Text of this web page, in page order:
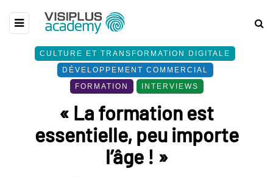
CULTURE ET TRANSFORMATION DIGITALE
DÉVELOPPEMENT COMMERCIAL
FORMATION
INTERVIEWS
« La formation est
essentielle, peu importe
l’âge ! »